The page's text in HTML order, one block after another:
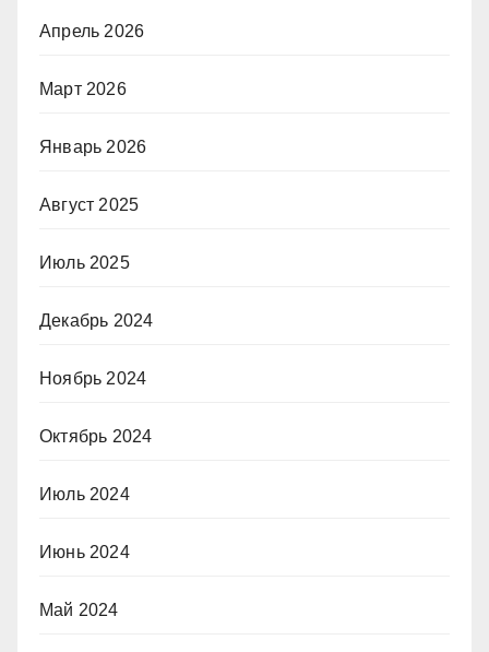
Апрель 2026
Март 2026
Январь 2026
Август 2025
Июль 2025
Декабрь 2024
Ноябрь 2024
Октябрь 2024
Июль 2024
Июнь 2024
Май 2024